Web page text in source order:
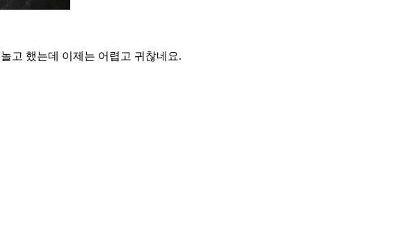
고 했는데 이제는 어렵고 귀찮네요.